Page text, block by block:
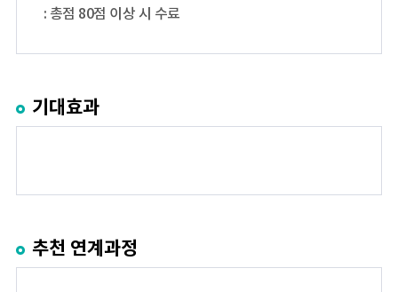
: 총점 80점 이상 시 수료
기대효과
추천 연계과정